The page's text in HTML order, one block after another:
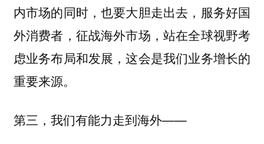
内市场的同时，也要大胆走出去，服务好国
外消费者，征战海外市场，站在全球视野考
虑业务布局和发展，这会是我们业务增长的
重要来源。
第三，我们有能力走到海外——